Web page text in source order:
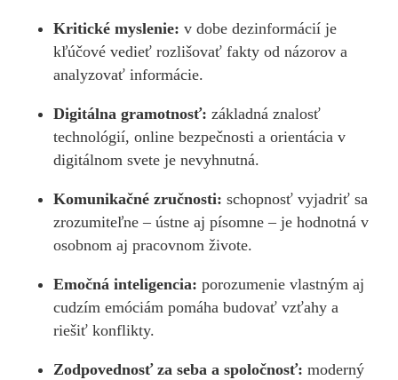
Kritické myslenie:v dobe dezinformácií je
kľúčové vedieť rozlišovať fakty od názorov a
analyzovať informácie.
Digitálna gramotnosť:základná znalosť
technológií, online bezpečnosti a orientácia v
digitálnom svete je nevyhnutná.
Komunikačné zručnosti:schopnosť vyjadriť sa
zrozumiteľne – ústne aj písomne – je hodnotná v
osobnom aj pracovnom živote.
Emočná inteligencia:porozumenie vlastným aj
cudzím emóciám pomáha budovať vzťahy a
riešiť konflikty.
Zodpovednosť za seba a spoločnosť:moderný